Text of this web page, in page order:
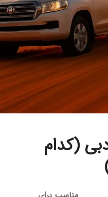
(کدام